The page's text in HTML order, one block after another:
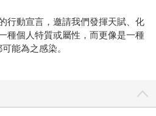
行動宣言，邀請我們發揮天賦、化
種個人特質或屬性，而更像是一種
能為之感染。